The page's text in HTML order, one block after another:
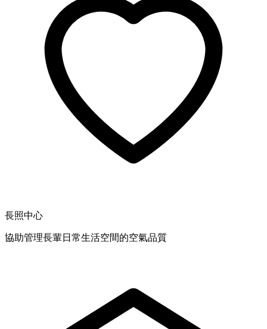
長照中心
協助管理長輩日常生活空間的空氣品質